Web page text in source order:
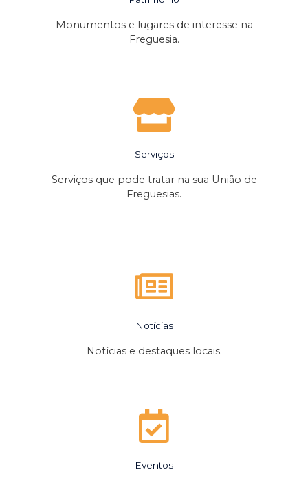
Monumentos e lugares de interesse na
Freguesia.
Serviços
Serviços que pode tratar na sua União de
Freguesias.
Notícias
Notícias e destaques locais.
Eventos